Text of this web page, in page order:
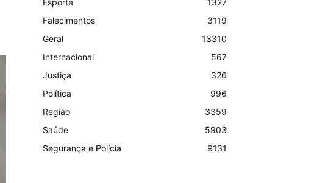
Esporte
1327
Falecimentos
3119
Geral
13310
Internacional
567
Justiça
326
Política
996
Região
3359
Saúde
5903
Segurança e Polícia
9131